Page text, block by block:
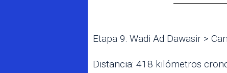
Etapa 9: Wadi Ad Dawasir >
Distancia: 418 kilómetros